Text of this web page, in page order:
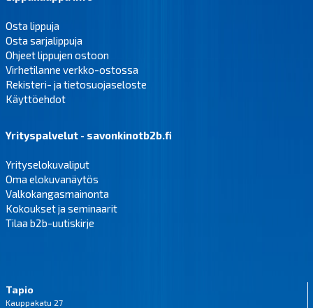
Osta lippuja
Osta sarjalippuja
Ohjeet lippujen ostoon
Virhetilanne verkko-ostossa
Rekisteri- ja tietosuojaseloste
Käyttöehdot
Yrityspalvelut - savonkinotb2b.fi
Yrityselokuvaliput
Oma elokuvanäytös
Valkokangasmainonta
Kokoukset ja seminaarit
Tilaa b2b-uutiskirje
Tapio
Kauppakatu 27